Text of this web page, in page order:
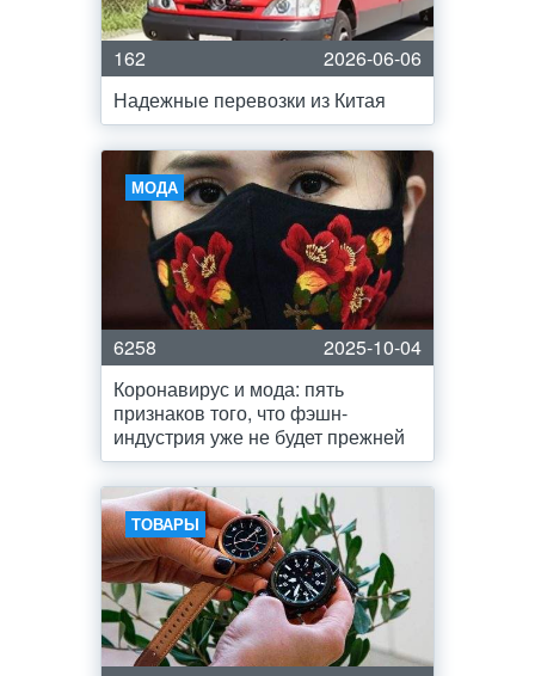
162
2026-06-06
Надежные перевозки из Китая
МОДА
6258
2025-10-04
Коронавирус и мода: пять
признаков того, что фэшн-
индустрия уже не будет прежней
ТОВАРЫ